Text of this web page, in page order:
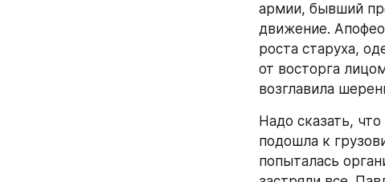
армии, бывший
движение.
роста старуха,
от восторга
возглавила
Надо сказать,
подошла к
попыталась